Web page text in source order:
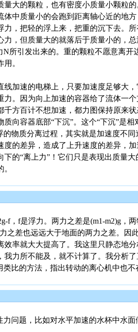
大的颗粒，也有密度小质量小颗粒的
中质量小的会跑到距离轴心近的地
，把轻的浮上来，把重的沉下去。
，但质量大的就落后于质量小的，
所引发出来的。重的颗粒不愿意离开
。
加速的电梯上，只要加速度足够大
。因为向上加速的容器给了流体一
方百计不想加速，都力图保持原来状
向容器底部“下沉”。这个“下沉”是
物质分离过程，其实就是加速度不
的差异，造成了上升速度的差异，
的“离上力”！它们只是表现出质量大
f，f是浮力。两力之差是(m1-m2)g，
之差也远远大于地面的两力之差。因
率就大大提高了。我这里只静态地
力所不能及，就不计算了。我分析
比的方法，指出转动的离心机中也不
问题，比如对水平加速的水杯中水面